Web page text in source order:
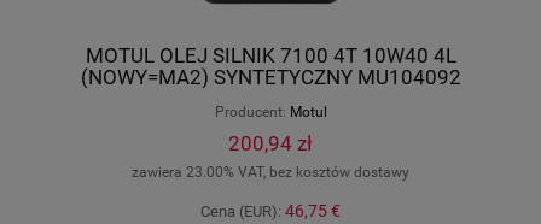
MOTUL OLEJ SILNIK 7100 4T 10W40 4L
(NOWY=MA2) SYNTETYCZNY MU104092
Producent: Motul
200,94 zł
zawiera 23.00% VAT, bez kosztów dostawy
Cena (EUR): 46,75 €